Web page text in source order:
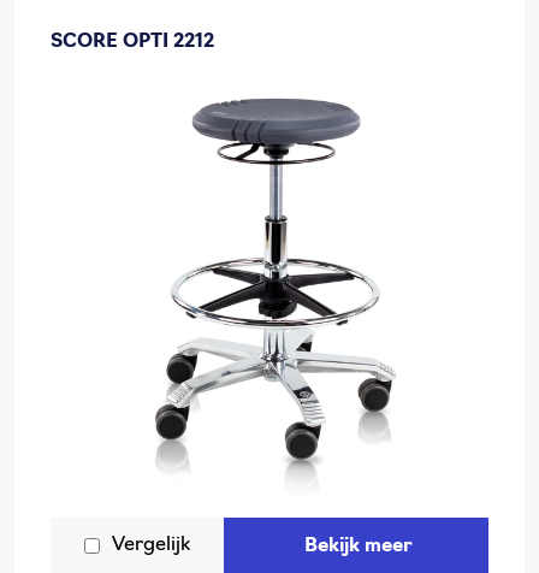
SCORE OPTI 2212
Vergelijk Bekijk meer